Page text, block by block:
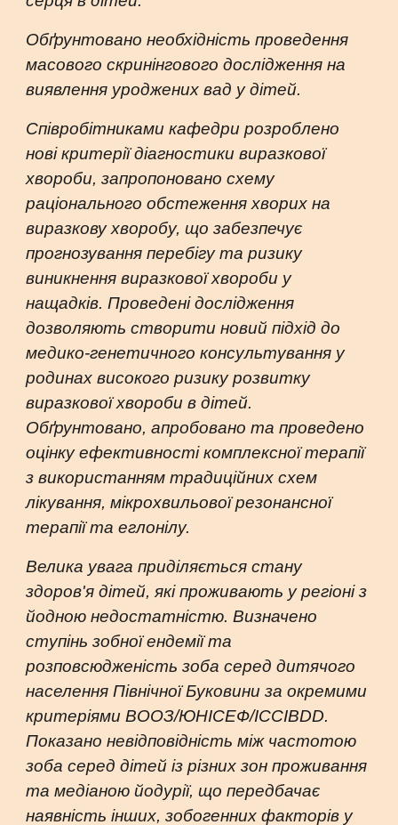
Обґрунтовано необхідність проведення
масового скринінгового дослідження на
виявлення уроджених вад у дітей.
Співробітниками кафедри розроблено
нові критерії діагностики виразкової
хвороби, запропоновано схему
раціонального обстеження хворих на
виразкову хворобу, що забезпечує
прогнозування перебігу та ризику
виникнення виразкової хвороби у
нащадків. Проведені дослідження
дозволяють створити новий підхід до
медико-генетичного консультування у
родинах високого ризику розвитку
виразкової хвороби в дітей.
Обґрунтовано, апробовано та проведено
оцінку ефективності комплексної терапії
з використанням традиційних схем
лікування, мікрохвильової резонансної
терапії та еглонілу.
Велика увага приділяється стану
здоров'я дітей, які проживають у регіоні з
йодною недостатністю. Визначено
ступінь зобної ендемії та
розповсюдженість зоба серед дитячого
населення Північної Буковини за окремими
критеріями ВООЗ/ЮНІСЕФ/ІССІBDD.
Показано невідповідність між частотою
зоба серед дітей із різних зон проживання
та медіаною йодурії, що передбачає
наявність інших, зобогенних факторів у